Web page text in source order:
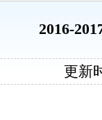
2016-
更新